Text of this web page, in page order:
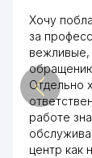
Хочу
за
вежливые,
Отдельно
работе
центр как